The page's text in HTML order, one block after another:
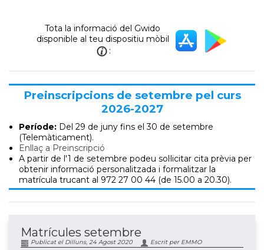
Tota la informació del Gwido
disponible al teu dispositiu mòbil
:
Preinscripcions de setembre pel curs
2026-2027
Període: Del 29 de juny fins el 30 de setembre
(Telemàticament).
Enllaç a Preinscripció
A partir de l'1 de setembre podeu sol·licitar cita prèvia per
obtenir informació personalitzada i formalitzar la
matrícula trucant al 972 27 00 44 (de 15.00 a 20.30).
Matrícules setembre
Publicat el Dilluns, 24 Agost 2020 Escrit per EMMO